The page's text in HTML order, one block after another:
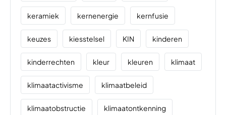
keramiek kernenergie kernfusie
keuzes kiesstelsel KIN kinderen
kinderrechten kleur kleuren klimaat
klimaatactivisme klimaatbeleid
klimaatobstructie klimaatontkenning